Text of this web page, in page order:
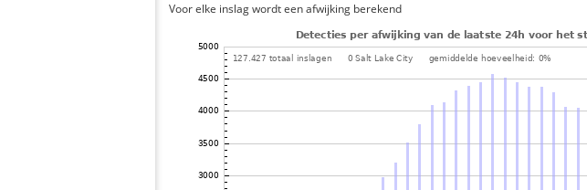
Voor elke inslag wordt een afwijking berekend